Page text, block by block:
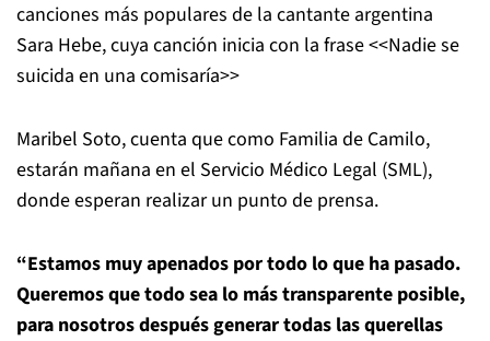
canciones más populares de la cantante argentina
Sara Hebe, cuya canción inicia con la frase <<Nadie se
suicida en una comisaría>>
Maribel Soto, cuenta que como Familia de Camilo,
estarán mañana en el Servicio Médico Legal (SML),
donde esperan realizar un punto de prensa.
“Estamos muy apenados por todo lo que ha pasado.
Queremos que todo sea lo más transparente posible,
para nosotros después generar todas las querellas